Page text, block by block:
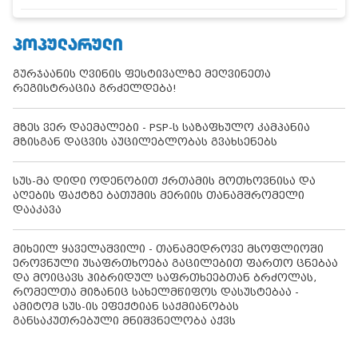
ᲞᲝᲞᲣᲚᲐᲠᲣᲚᲘ
გურჯაანის ღვინის ფესტივალზე მეღვინეთა
რეგისტრაცია გრძელდება!
მზეს ვერ დაემალები - PSP-ს საზაფხულო კამპანია
მზისგან დაცვის აუცილებლობას გვახსენებს
სუს-მა დიდი ოდენობით ქრთამის მოთხოვნისა და
აღების ფაქტზე ბათუმის მერიის თანამშრომელი
დააკავა
მიხეილ ყაველაშვილი - თანამედროვე მსოფლიოში
ეროვნული უსაფრთხოება გაცილებით ფართო ცნებაა
და მოიცავს ჰიბრიდულ საფრთხეებთან ბრძოლას,
რომელთა მიზანიც სახელმწიფოს დასუსტებაა -
ამიტომ სუს-ის ეფექტიან საქმიანობას
განსაკუთრებული მნიშვნელობა აქვს